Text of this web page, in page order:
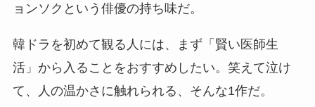
ョンソクという俳優の持ち味だ。
韓ドラを初めて観る人には、まず「賢い医師生
活」から入ることをおすすめしたい。笑えて泣け
て、人の温かさに触れられる、そんな1作だ。